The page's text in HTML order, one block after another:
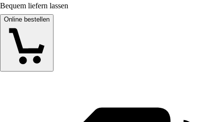
Bequem liefern lassen
Online bestellen